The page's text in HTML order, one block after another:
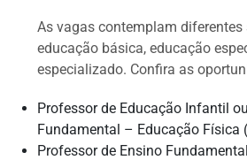
As vagas contemplam diferentes
educação básica, educação
especializado. Confira as
Professor de Educação Infantil
Fundamental – Educação Física
Professor de Ensino